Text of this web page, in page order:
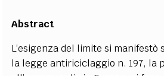
Abstract
L’esigenza del limite si manifestò
la legge antiriciclaggio n. 197, la